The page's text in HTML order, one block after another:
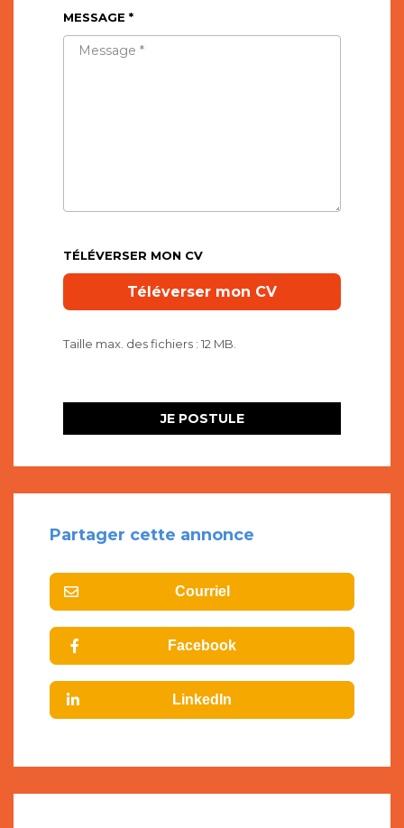
MESSAGE *
TÉLÉVERSER MON CV
Taille max. des fichiers : 12 MB.
Partager cette annonce
Courriel
Facebook
LinkedIn